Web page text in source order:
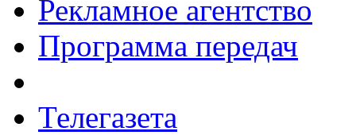
Рекламное агентство
Программа передач
Телегазета